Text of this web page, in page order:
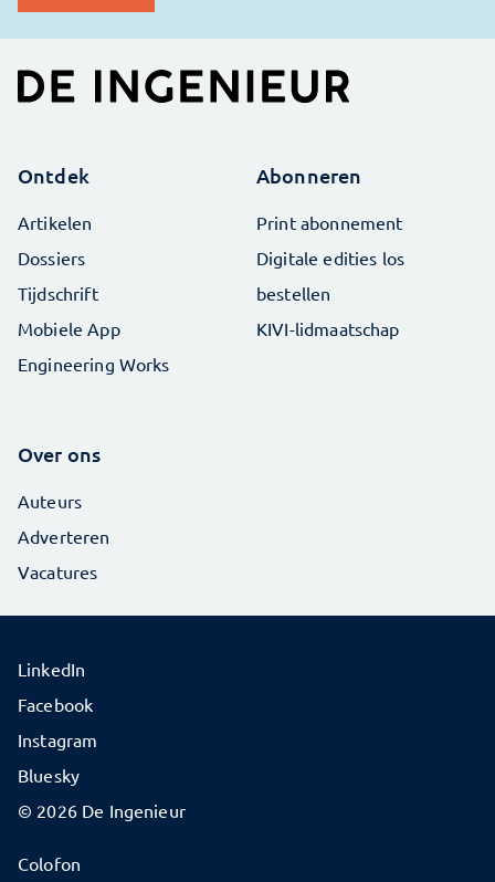
Ontdek
Artikelen
Dossiers
Tijdschrift
Mobiele App
Engineering Works
Abonneren
Print abonnement
Digitale edities los
bestellen
KIVI-lidmaatschap
Over ons
Auteurs
Adverteren
Vacatures
© 2026 De Ingenieur
Colofon
LinkedIn
Facebook
Instagram
Bluesky